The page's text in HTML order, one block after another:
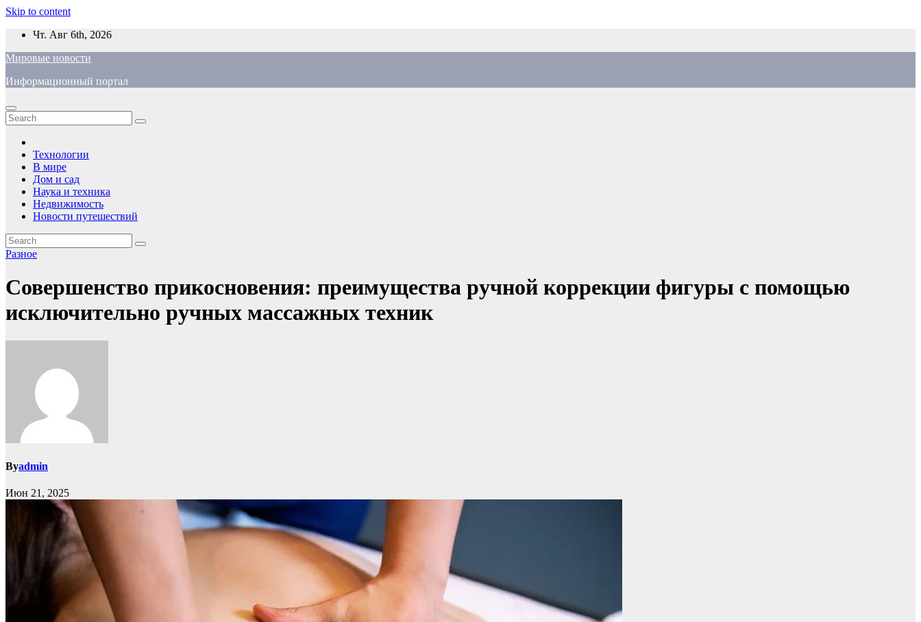
Skip to content
Чт. Авг 6th, 2026
Мировые новости
Информационный портал
Технологии
В мире
Дом и сад
Наука и техника
Недвижимость
Новости путешествий
Разное
Совершенство прикосновения: преимущества ручной коррекции фигуры с помощью
исключительно ручных массажных техник
Byadmin
Июн 21, 2025